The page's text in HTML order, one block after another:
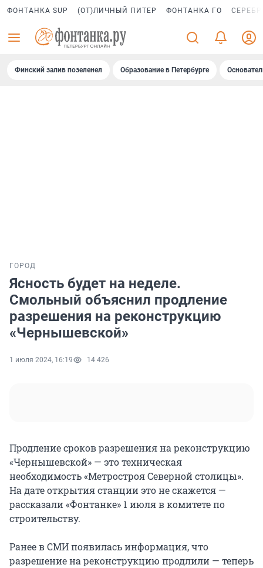
ФОНТАНКА SUP (ОТ)ЛИЧНЫЙ ПИТЕР ФОНТАНКА ГО
Финский залив позеленел Образование в Петербурге
ГОРОД
Ясность будет на неделе.
Смольный объяснил продление
разрешения на реконструкцию
«Чернышевской»
1 июля 2024, 16:19 14 426
Продление сроков разрешения на реконструкцию
«Чернышевской» — это техническая
необходимость «Метростроя Северной столицы».
На дате открытия станции это не скажется —
рассказали «Фонтанке» 1 июля в комитете по
строительству.
Ранее в СМИ появилась информация, что
разрешение на реконструкцию продлили — теперь